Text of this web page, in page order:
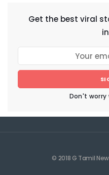
Get the best viral
Don't
© 2018 G Tamil